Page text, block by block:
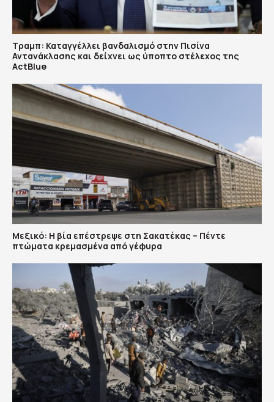
Τραμπ: Καταγγέλλει βανδαλισμό στην Πισίνα
Αντανάκλασης και δείχνει ως ύποπτο στέλεχος της
ActBlue
Μεξικό: Η βία επέστρεψε στη Σακατέκας – Πέντε
πτώματα κρεμασμένα από γέφυρα